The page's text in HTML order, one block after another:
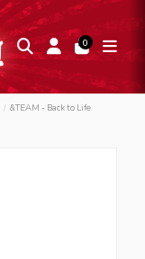
0
&TEAM - Back to Life